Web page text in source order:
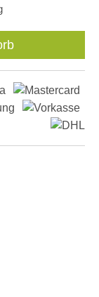
Wert ein